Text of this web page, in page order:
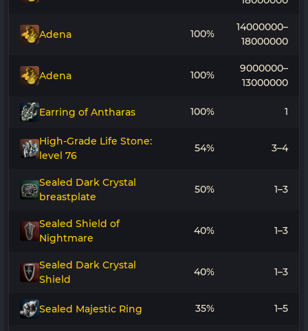
Adena 100%
14000000–
18000000
Adena 100%
9000000–
13000000
Earring of Antharas 100% 1
High-Grade Life Stone:
level 76
54% 3–4
Sealed Dark Crystal
breastplate
50% 1–3
Sealed Shield of
Nightmare
40% 1–3
Sealed Dark Crystal
Shield
40% 1–3
Sealed Majestic Ring 35% 1–5